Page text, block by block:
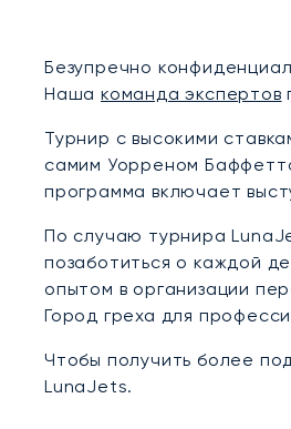
Безупречно
Наша команда экспертов
Турнир с высокими
самим Уорреном
программа включает
По случаю турнира
позаботиться о каждой
опытом в организации
Город греха для
Чтобы получить более
LunaJets.